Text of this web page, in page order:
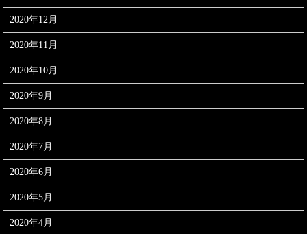
2020年12月
2020年11月
2020年10月
2020年9月
2020年8月
2020年7月
2020年6月
2020年5月
2020年4月